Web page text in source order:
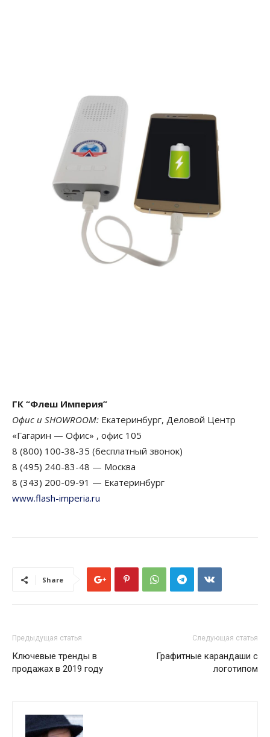
ГК “Флеш Империя”
Офис и SHOWROOM: Екатеринбург, Деловой Центр
«Гагарин — Офис» , офис 105
8 (800) 100-38-35 (бесплатный звонок)
8 (495) 240-83-48 — Москва
8 (343) 200-09-91 — Екатеринбург
www.flash-imperia.ru
Share
Предыдущая статья
Ключевые тренды в
продажах в 2019 году
Следующая статья
Графитные карандаши с
логотипом